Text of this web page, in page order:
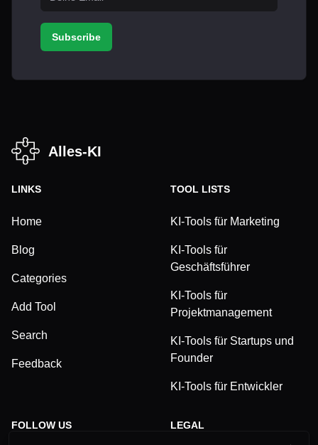
Subscribe
Alles-KI
LINKS
Home
Blog
Categories
Add Tool
Search
Feedback
TOOL LISTS
KI-Tools für Marketing
KI-Tools für
Geschäftsführer
KI-Tools für
Projektmanagement
KI-Tools für Startups und
Founder
KI-Tools für Entwickler
FOLLOW US LEGAL